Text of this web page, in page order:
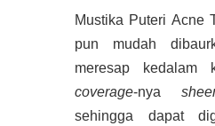
Mustika Puteri Acne
pun mudah
meresap kedalam
coverage-nya
sehingga dapat